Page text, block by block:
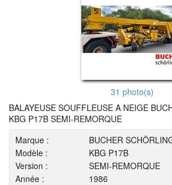
31 photo(s)
BALAYEUSE SOUFFLEUSE A NEIGE
KBG P17B SEMI-REMORQUE
Marque :
BUCHER
Modèle :
KBG P17B
Version :
SEMI-REMORQUE
Année :
1986